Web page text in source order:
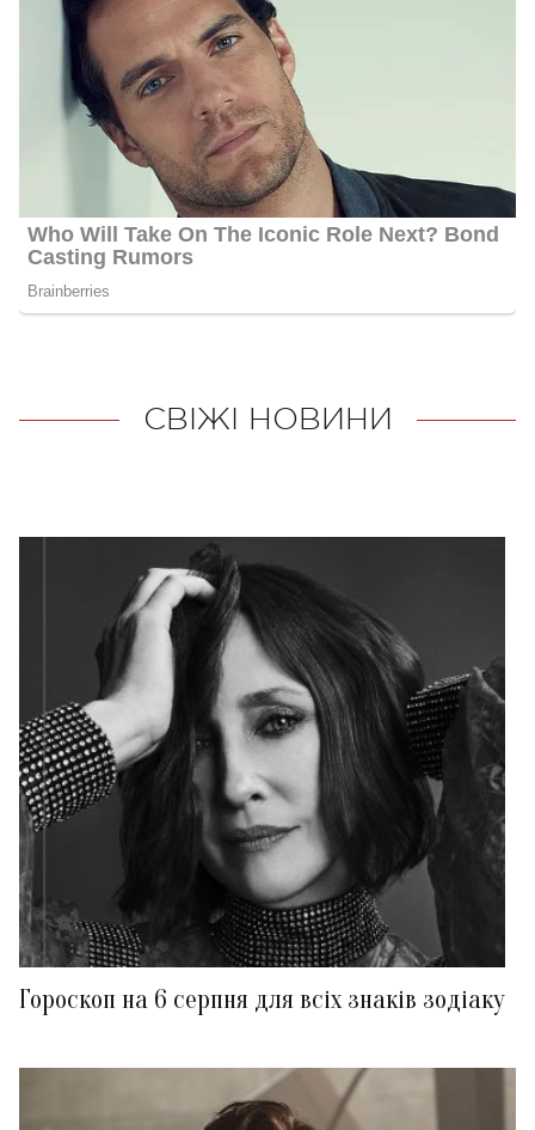
СВІЖІ НОВИНИ
Гороскоп на 6 серпня для всіх знаків зодіаку